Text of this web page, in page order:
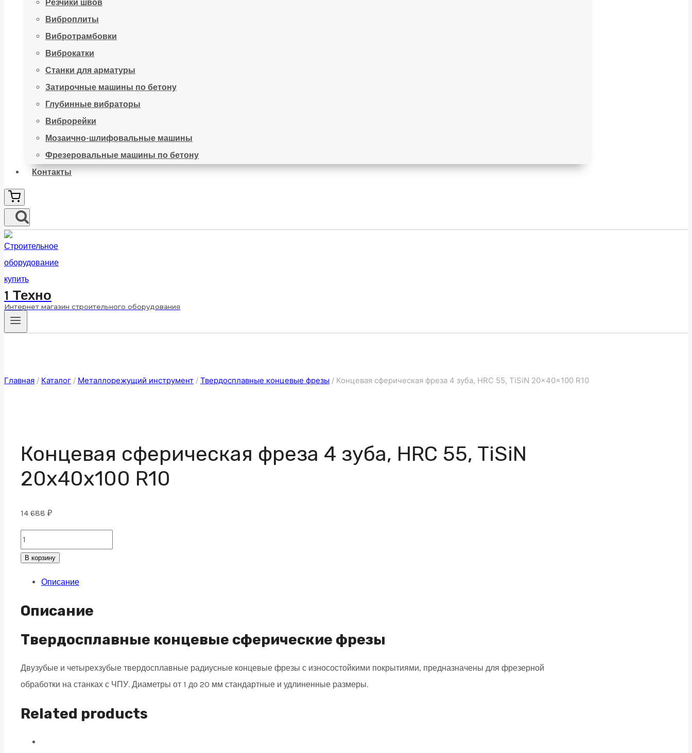
Резчики швов
Виброплиты
Вибротрамбовки
Виброкатки
Станки для арматуры
Затирочные машины по бетону
Глубинные вибраторы
Виброрейки
Мозаично-шлифовальные машины
Фрезеровальные машины по бетону
Контакты
1 Техно
Интернет магазин строительного оборудования
Главная / Каталог / Металлорежущий инструмент / Твердосплавные концевые фрезы / Концевая сферическая фреза 4 зуба, HRC 55, TiSiN 20x40x100 R10
Концевая сферическая фреза 4 зуба, HRC 55, TiSiN
20x40x100 R10
14 688 ₽
Концевая
сферическая
55,
20x40x100
R10
В корзину
Описание
Описание
Твердосплавные концевые сферические фрезы
Двузубые и четырехзубые твердосплавные радиусные концевые фрезы с износостойкими покрытиями, предназначены для фрезерной
обработки на станках с ЧПУ. Диаметры от 1 до 20 мм стандартные и удлиненные размеры.
Related products